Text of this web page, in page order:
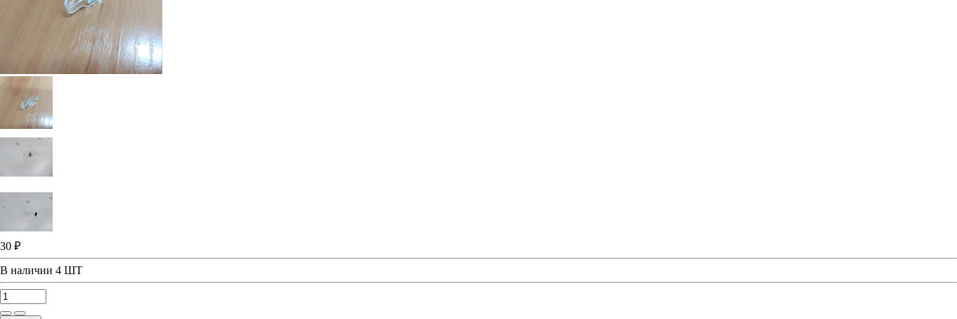
30 ₽
В наличии 4 ШТ